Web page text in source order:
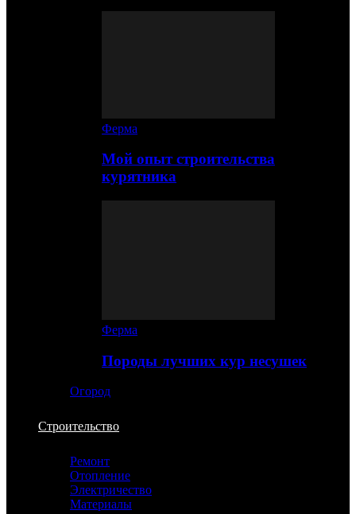
Ферма
Мой опыт строительства
курятника
Ферма
Породы лучших кур несушек
Огород
Строительство
Ремонт
Отопление
Электричество
Материалы